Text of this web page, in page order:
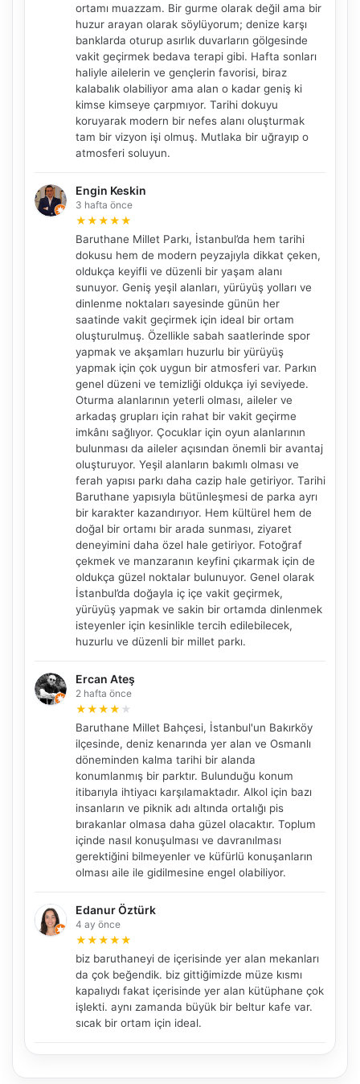
ortamı muazzam. Bir gurme olarak değil ama bir
huzur arayan olarak söylüyorum; denize karşı
banklarda oturup asırlık duvarların gölgesinde
vakit geçirmek bedava terapi gibi. Hafta sonları
haliyle ailelerin ve gençlerin favorisi, biraz
kalabalık olabiliyor ama alan o kadar geniş ki
kimse kimseye çarpmıyor. Tarihi dokuyu
koruyarak modern bir nefes alanı oluşturmak
tam bir vizyon işi olmuş. Mutlaka bir uğrayıp o
atmosferi soluyun.
Engin Keskin
3 hafta önce
★★★★★
Baruthane Millet Parkı, İstanbul’da hem tarihi
dokusu hem de modern peyzajıyla dikkat çeken,
oldukça keyifli ve düzenli bir yaşam alanı
sunuyor. Geniş yeşil alanları, yürüyüş yolları ve
dinlenme noktaları sayesinde günün her
saatinde vakit geçirmek için ideal bir ortam
oluşturulmuş. Özellikle sabah saatlerinde spor
yapmak ve akşamları huzurlu bir yürüyüş
yapmak için çok uygun bir atmosferi var. Parkın
genel düzeni ve temizliği oldukça iyi seviyede.
Oturma alanlarının yeterli olması, aileler ve
arkadaş grupları için rahat bir vakit geçirme
imkânı sağlıyor. Çocuklar için oyun alanlarının
bulunması da aileler açısından önemli bir avantaj
oluşturuyor. Yeşil alanların bakımlı olması ve
ferah yapısı parkı daha cazip hale getiriyor. Tarihi
Baruthane yapısıyla bütünleşmesi de parka ayrı
bir karakter kazandırıyor. Hem kültürel hem de
doğal bir ortamı bir arada sunması, ziyaret
deneyimini daha özel hale getiriyor. Fotoğraf
çekmek ve manzaranın keyfini çıkarmak için de
oldukça güzel noktalar bulunuyor. Genel olarak
İstanbul’da doğayla iç içe vakit geçirmek,
yürüyüş yapmak ve sakin bir ortamda dinlenmek
isteyenler için kesinlikle tercih edilebilecek,
huzurlu ve düzenli bir millet parkı.
Ercan Ateş
2 hafta önce
★★★★ ★
Baruthane Millet Bahçesi, İstanbul'un Bakırköy
ilçesinde, deniz kenarında yer alan ve Osmanlı
döneminden kalma tarihi bir alanda
konumlanmış bir parktır. Bulunduğu konum
itibarıyla ihtiyacı karşılamaktadır. Alkol için bazı
insanların ve piknik adı altında ortalığı pis
bırakanlar olmasa daha güzel olacaktır. Toplum
içinde nasıl konuşulması ve davranılması
gerektiğini bilmeyenler ve küfürlü konuşanların
olması aile ile gidilmesine engel olabiliyor.
Edanur Öztürk
4 ay önce
★★★★★
biz baruthaneyi de içerisinde yer alan mekanları
da çok beğendik. biz gittiğimizde müze kısmı
kapalıydı fakat içerisinde yer alan kütüphane çok
işlekti. aynı zamanda büyük bir beltur kafe var.
sıcak bir ortam için ideal.
NBY Akıllı Asistan
AI kullanmadan, sitedeki gerçek yerlerle akıllı rota
Şehir / ilçe
🧭 Rehber ⭐ Popüler ✨ İlk kez gelen
🏛️ Tarihi 🌿 Doğa
🚶 Yürüyüş